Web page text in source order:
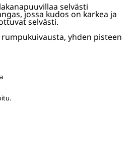
selvästi
jossa kudos on karkea ja
selvästi.
rumpukuivausta, yhden pisteen